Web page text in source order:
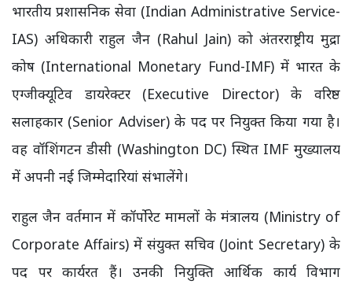
भारतीय प्रशासनिक सेवा (Indian Administrative Service-
IAS) अधिकारी राहुल जैन (Rahul Jain) को अंतरराष्ट्रीय मुद्रा
कोष (International Monetary Fund-IMF) में भारत के
एग्जीक्यूटिव डायरेक्टर (Executive Director) के वरिष्ठ
सलाहकार (Senior Adviser) के पद पर नियुक्त किया गया है।
वह वॉशिंगटन डीसी (Washington DC) स्थित IMF मुख्यालय
में अपनी नई जिम्मेदारियां संभालेंगे।
राहुल जैन वर्तमान में कॉर्पोरेट मामलों के मंत्रालय (Ministry of
Corporate Affairs) में संयुक्त सचिव (Joint Secretary) के
पद पर कार्यरत हैं। उनकी नियुक्ति आर्थिक कार्य विभाग